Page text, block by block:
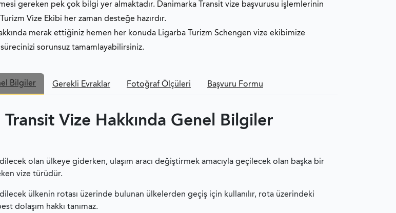
gereken pek çok bilgi yer almaktadır. Danimarka Transit vize başvurusu işlemlerinin
Vize Ekibi her zaman desteğe hazırdır.
merak ettiğiniz hemen her konuda Ligarba Turizm Schengen vize ekibimize
sorunsuz tamamlayabilirsiniz.
Bilgiler Gerekli Evraklar Fotoğraf Ölçüleri Başvuru Formu
Vize Hakkında Genel Bilgiler
olan ülkeye giderken, ulaşım aracı değiştirmek amacıyla geçilecek olan başka bir
vize türüdür.
ülkenin rotası üzerinde bulunan ülkelerden geçiş için kullanılır, rota üzerindeki
dolaşım hakkı tanımaz.